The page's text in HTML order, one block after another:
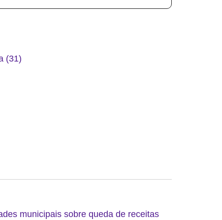
(31)
municipais sobre queda de receitas